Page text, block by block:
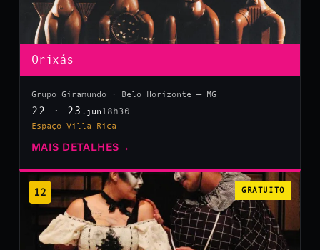
Orixás
Grupo Giramundo · Belo Horizonte — MG
22 · 23 .jun 18h30
Espaço Villa Rica
MAIS DETALHES →
12 GRATUITO